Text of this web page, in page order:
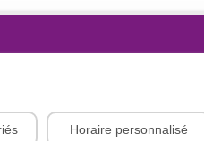
Horaire personnalisé